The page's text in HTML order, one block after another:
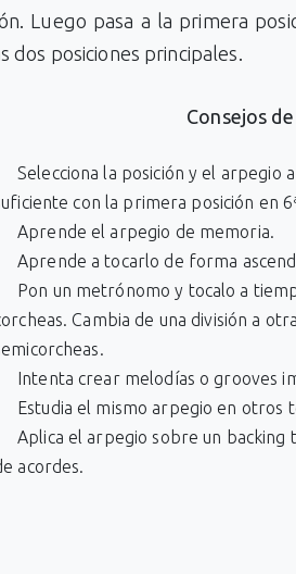
Luego pasa a la primera
dos posiciones principales.
Consejos
Selecciona la posición y el arpegio
con la primera posición en
Aprende el arpegio de memoria.
Aprende a tocarlo de forma
Pon un metrónomo y tocalo a
Cambia de una división a
Intenta crear melodías o grooves
Estudia el mismo arpegio en otros
Aplica el arpegio sobre un backing
acordes.